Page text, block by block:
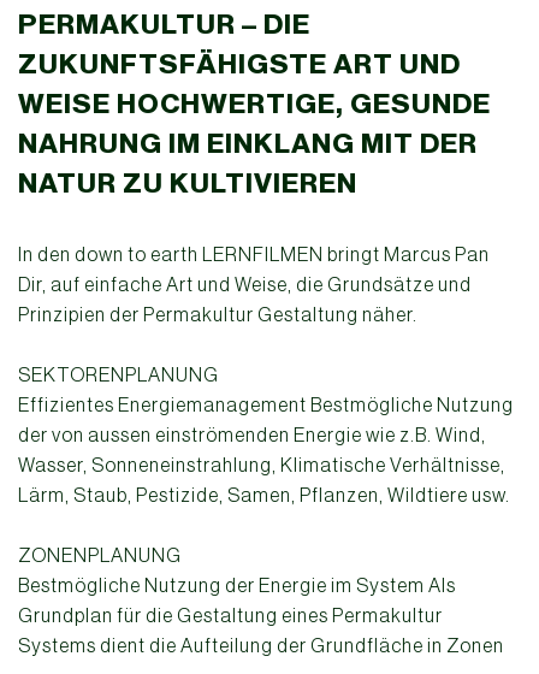
PERMAKULTUR – DIE
ZUKUNFTSFÄHIGSTE ART UND
WEISE HOCHWERTIGE, GESUNDE
NAHRUNG IM EINKLANG MIT DER
NATUR ZU KULTIVIEREN
In den down to earth LERNFILMEN bringt Marcus Pan
Dir, auf einfache Art und Weise, die Grundsätze und
Prinzipien der Permakultur Gestaltung näher.
SEKTORENPLANUNG
Effizientes Energiemanagement Bestmögliche Nutzung
der von aussen einströmenden Energie wie z.B. Wind,
Wasser, Sonneneinstrahlung, Klimatische Verhältnisse,
Lärm, Staub, Pestizide, Samen, Pflanzen, Wildtiere usw.
ZONENPLANUNG
Bestmögliche Nutzung der Energie im System Als
Grundplan für die Gestaltung eines Permakultur
Systems dient die Aufteilung der Grundfläche in Zonen